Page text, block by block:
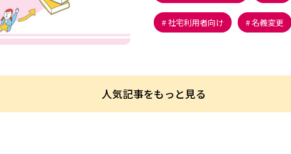
社宅利用者向け 名義変更
人気記事をもっと見る